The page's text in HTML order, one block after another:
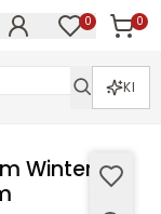
0 0
KI
Winter -